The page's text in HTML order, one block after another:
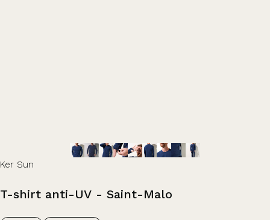
Ker Sun
T-shirt anti-UV - Saint-Malo